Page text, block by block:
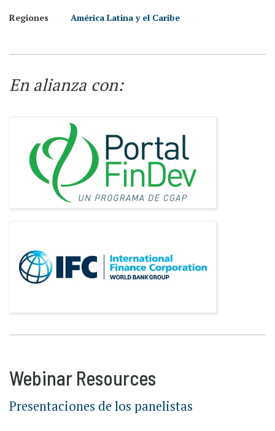
Regiones
América Latina y el Caribe
En alianza con:
Webinar Resources
Presentaciones de los panelistas